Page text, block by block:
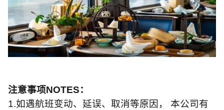
注意事项NOTES：
1.如遇航班变动、延误、取消等原因， 本公司有